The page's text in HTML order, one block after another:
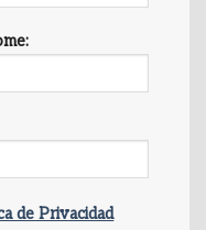
de Privacidad